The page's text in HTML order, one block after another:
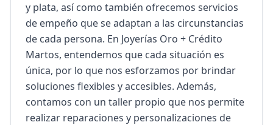
y plata, así como también ofrecemos servicios
de empeño que se adaptan a las circunstancias
de cada persona. En Joyerías Oro + Crédito
Martos, entendemos que cada situación es
única, por lo que nos esforzamos por brindar
soluciones flexibles y accesibles. Además,
contamos con un taller propio que nos permite
realizar reparaciones y personalizaciones de